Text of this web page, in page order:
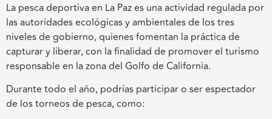
La pesca deportiva en La Paz es una actividad regulada por
las autoridades ecológicas y ambientales de los tres
niveles de gobierno, quienes fomentan la práctica de
capturar y liberar, con la finalidad de promover el turismo
responsable en la zona del Golfo de California.
Durante todo el año, podrías participar o ser espectador
de los torneos de pesca, como: